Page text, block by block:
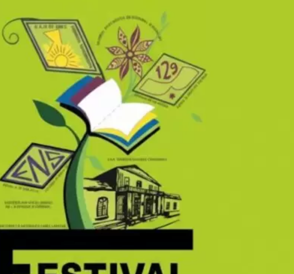
celebrada ayer, los asistentes fueron testigos de sucesos que
que arribaron a la “Cruzada de Milagros” postradas en sillas de
chequeadas por los médicos, manifestaron haber recibido sanidades
con los testimonios recabados, se registraron milagros creativos en
patologías.
que durante el encuentro y el desarrollo de la prédica, la fe
que, al momento de la oración general, las personas que tenían
entre otros, se pusieron de pie y comenzaron a dar pasos por cuenta
físicas notables ante la mirada de la multitud.
cabe destacar que el Dr. Enenche, médico de profesión, manifestó
en el país: "Es mi primera vez aquí y me siento como en casa;
está moviendo con poder en la Argentina", declaró. El líder africano es
el Glory Dome en Nigeria, posee capacidad para albergar a más de